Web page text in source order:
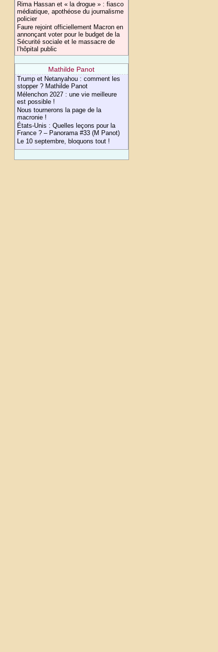
Rima Hassan et « la drogue » : fiasco
médiatique, apothéose du journalisme
policier
Faure rejoint officiellement Macron en
annonçant voter pour le budget de la
Sécurité sociale et le massacre de
l’hôpital public
Mathilde Panot
Trump et Netanyahou : comment les
stopper ? Mathilde Panot
Mélenchon 2027 : une vie meilleure
est possible !
Nous tournerons la page de la
macronie !
États-Unis : Quelles leçons pour la
France ? – Panorama #33 (M Panot)
Le 10 septembre, bloquons tout !